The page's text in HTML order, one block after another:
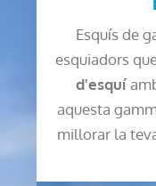
Esquís de
esquiadors
d'esquí
aquesta
millorar la